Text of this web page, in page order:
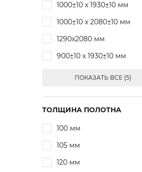
1000±10 х 1930±10 мм
1000±10 х 2080±10 мм
1290х2080 мм
900±10 х 1930±10 мм
ПОКАЗАТЬ ВСЕ (5)
ТОЛЩИНА ПОЛОТНА
100 мм
105 мм
120 мм